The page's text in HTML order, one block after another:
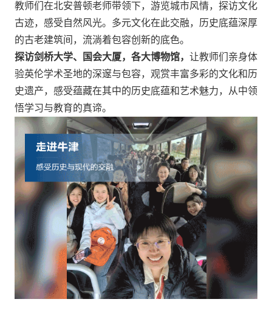
教师们在北安普顿老师带领下，游览城市风情，探访文化
古迹，感受自然风光。多元文化在此交融，历史底蕴深厚
的古老建筑间，流淌着包容创新的底色。
探访剑桥大学、国会大厦，各大博物馆， 让教师们亲身体
验英伦学术圣地的深邃与包容，观赏丰富多彩的文化和历
史遗产，感受蕴藏在其中的历史底蕴和艺术魅力，从中领
悟学习与教育的真谛。